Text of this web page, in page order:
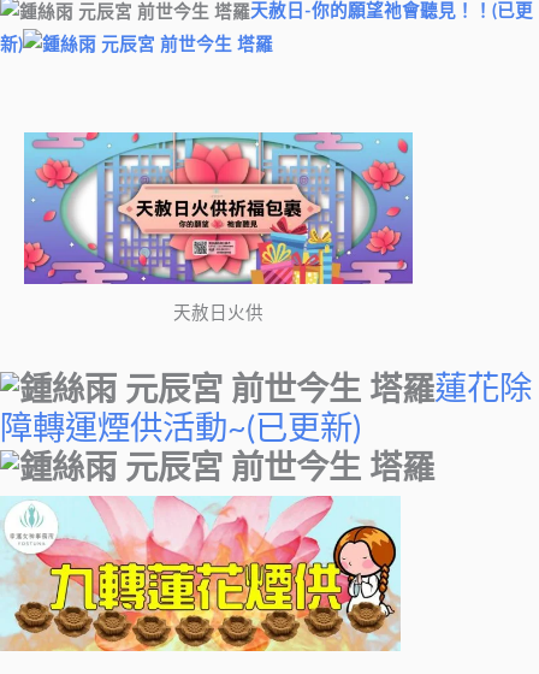
天赦日-你的願望祂會聽見！！(已更
新)
天赦日火供
蓮花除
障轉運煙供活動~(已更新)